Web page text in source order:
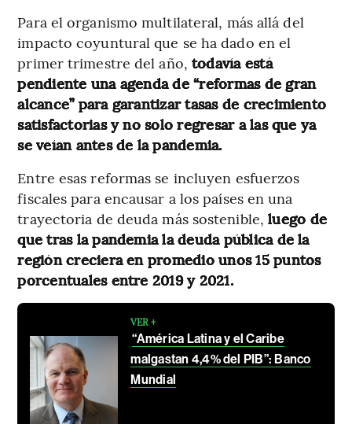
Para el organismo multilateral, más allá del
impacto coyuntural que se ha dado en el
primer trimestre del año, todavía está
pendiente una agenda de “reformas de gran
alcance” para garantizar tasas de crecimiento
satisfactorias y no solo regresar a las que ya
se veían antes de la pandemia.
Entre esas reformas se incluyen esfuerzos
fiscales para encausar a los países en una
trayectoria de deuda más sostenible,luego de
que tras la pandemia la deuda pública de la
región creciera en promedio unos 15 puntos
porcentuales entre 2019 y 2021.
VER +
“América Latina y el Caribe
malgastan 4,4% del PIB”: Banco
Mundial